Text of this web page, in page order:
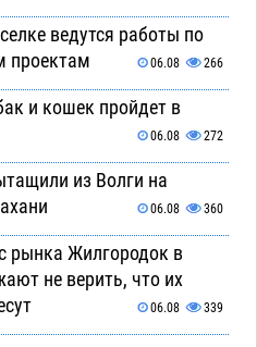
ведутся работы по
проектам
06.08 266
и кошек пройдет в
06.08 272
из Волги на
06.08 360
рынка Жилгородок в
не верить, что их
06.08 339